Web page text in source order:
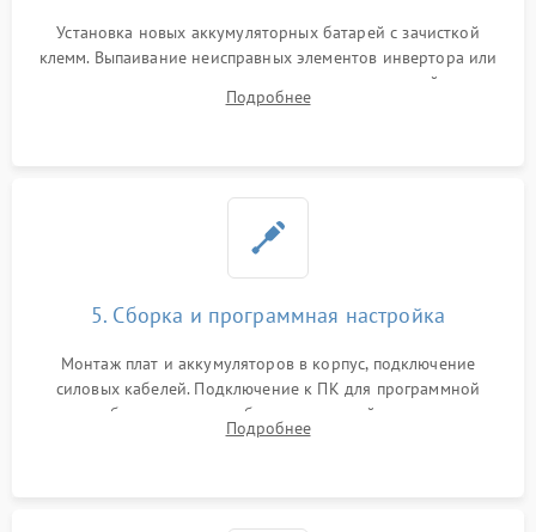
Установка новых аккумуляторных батарей с зачисткой
клемм. Выпаивание неисправных элементов инвертора или
цепи зарядки и монтаж новых радиодеталей.
Восстановление поврежденных токоведущих дорожек и
Подробнее
5. Сборка и программная настройка
Монтаж плат и аккумуляторов в корпус, подключение
силовых кабелей. Подключение к ПК для программной
калибровки констант батареи, настройки порогов
срабатывания AVR и сброса счетчиков старения АКБ.
Подробнее